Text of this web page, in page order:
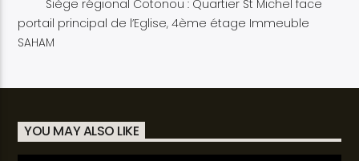
Siège régional Cotonou : Quartier St Michel face
portail principal de l’Eglise, 4ème étage Immeuble
SAHAM
YOU MAY ALSO LIKE